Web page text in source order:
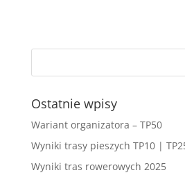
Ostatnie wpisy
Wariant organizatora – TP50
Wyniki trasy pieszych TP10 |
Wyniki tras rowerowych 2025